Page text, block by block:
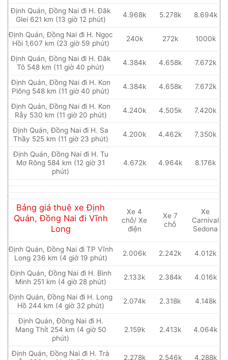
Định Quán, Đồng Nai đi H. Đăk
Glei 621 km (13 giờ 12 phút)
4.968k 5.278k 8.694k
Định Quán, Đồng Nai đi H. Ngọc
Hồi 1,607 km (23 giờ 59 phút)
240k 272k 1000k
Định Quán, Đồng Nai đi H. Đăk
Tô 548 km (11 giờ 40 phút)
4.384k 4.658k 7.672k
Định Quán, Đồng Nai đi H. Kon
Plông 548 km (11 giờ 40 phút)
4.384k 4.658k 7.672k
Định Quán, Đồng Nai đi H. Kon
Rẫy 530 km (11 giờ 20 phút)
4.240k 4.505k 7.420k
Định Quán, Đồng Nai đi H. Sa
Thầy 525 km (11 giờ 23 phút)
4.200k 4.462k 7.350k
Định Quán, Đồng Nai đi H. Tu
Mơ Rông 584 km (12 giờ 31
phút)
4.672k 4.964k 8.176k
Bảng giá thuê xe Định
Quán, Đồng Nai đi Vĩnh
Long
Xe 4
chỗ/ Xe
điện
Xe 7
chỗ
Xe
Carnival
Sedona
Định Quán, Đồng Nai đi TP Vĩnh
Long 236 km (4 giờ 19 phút)
2.006k 2.242k 4.012k
Định Quán, Đồng Nai đi H. Bình
Minh 251 km (4 giờ 28 phút)
2.133k 2.384k 4.016k
Định Quán, Đồng Nai đi H. Long
Hồ 244 km (4 giờ 32 phút)
2.074k 2.318k 4.148k
Định Quán, Đồng Nai đi H.
Mang Thít 254 km (4 giờ 50
phút)
2.159k 2.413k 4.064k
Định Quán, Đồng Nai đi H. Trà
2.278k 2.546k 4.288k